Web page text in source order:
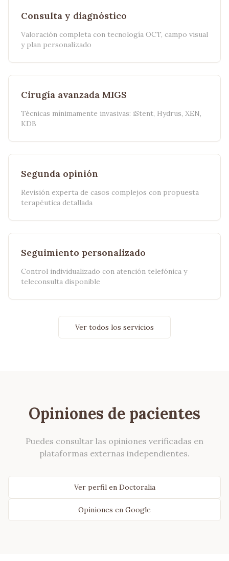
Consulta y diagnóstico
Valoración completa con tecnología OCT, campo visual
y plan personalizado
Cirugía avanzada MIGS
Técnicas mínimamente invasivas: iStent, Hydrus, XEN,
KDB
Segunda opinión
Revisión experta de casos complejos con propuesta
terapéutica detallada
Seguimiento personalizado
Control individualizado con atención telefónica y
teleconsulta disponible
Ver todos los servicios
Opiniones de pacientes
Puedes consultar las opiniones verificadas en
plataformas externas independientes.
Ver perfil en Doctoralia
Opiniones en Google